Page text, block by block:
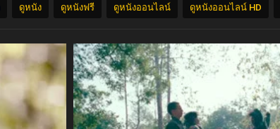
ดูหนัง ดูหนังฟรี ดูหนังออนไลน์ ดูหนังออนไลน์ HD